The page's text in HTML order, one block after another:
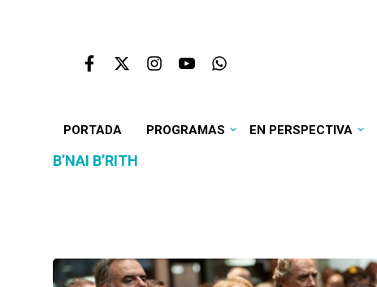
PORTADA PROGRAMAS EN PERSPECTIVA
B’NAI B’RITH